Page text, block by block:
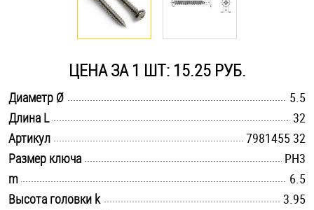
Саморезы и шурупы
Такелаж
Хомуты
Шайбы
Шпильки
ЦЕНА ЗА 1 ШТ: 15.25 РУБ.
Диаметр Ø
5.5
Длина L
32
Артикул
7981455 32
Размер ключа
PH3
m
6.5
Высота головки k
3.95